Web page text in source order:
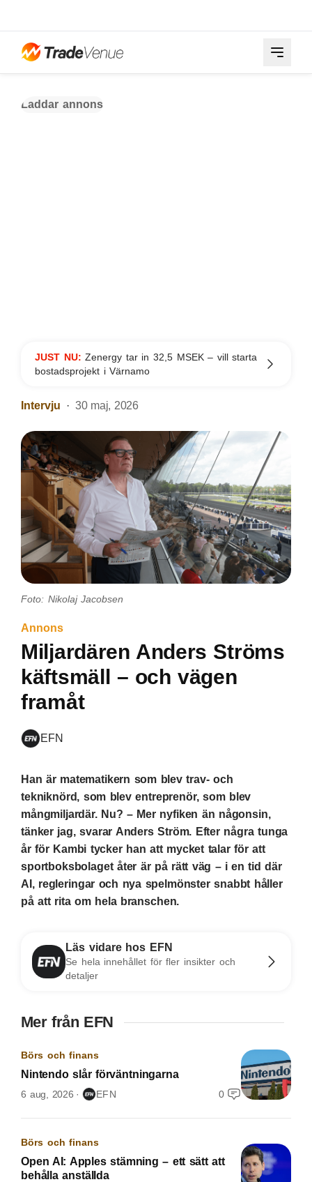
Laddar annons
JUST NU:Zenergy tar in 32,5 MSEK – vill starta
bostadsprojekt i Värnamo
Intervju 30 maj, 2026
Foto: Nikolaj Jacobsen
Annons
Miljardären Anders Ströms
käftsmäll – och vägen
framåt
EFN
Han är matematikern som blev trav- och
tekniknörd, som blev entreprenör, som blev
mångmiljardär. Nu? – Mer nyfiken än någonsin,
tänker jag, svarar Anders Ström. Efter några tunga
år för Kambi tycker han att mycket talar för att
sportboksbolaget åter är på rätt väg – i en tid där
AI, regleringar och nya spelmönster snabbt håller
på att rita om hela branschen.
Läs vidare hos EFN
Se hela innehållet för fler insikter och
detaljer
Mer från EFN
Börs och finans
Nintendo slår förväntningarna
6 aug, 2026 EFN 0
Börs och finans
Open AI: Apples stämning – ett sätt att
behålla anställda